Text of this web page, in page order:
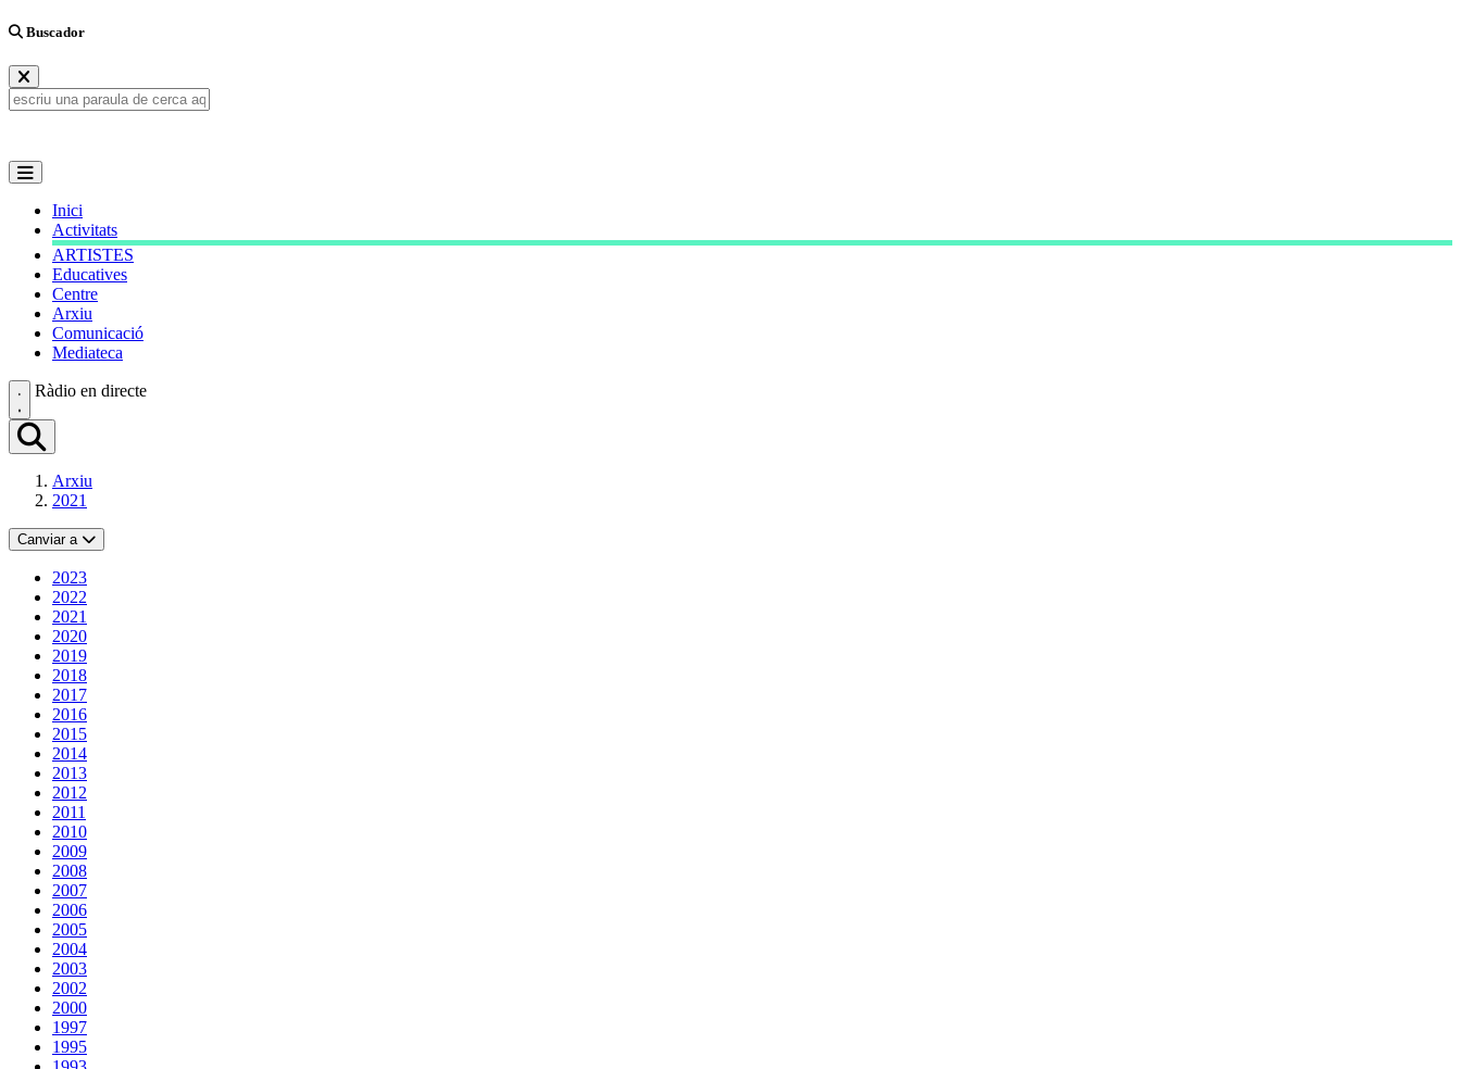
Buscador
Inici
Activitats
ARTISTES
Educatives
Centre
Arxiu
Comunicació
Mediateca
Ràdio en directe
Arxiu
2021
Canviar a
2023
2022
2021
2020
2019
2018
2017
2016
2015
2014
2013
2012
2011
2010
2009
2008
2007
2006
2005
2004
2003
2002
2000
1997
1995